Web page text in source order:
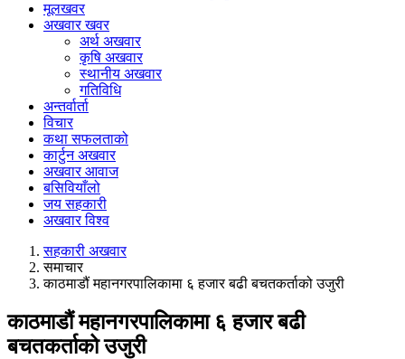
मूलखवर
अखवार खवर
अर्थ अखवार
कृषि अखवार
स्थानीय अखवार
गतिविधि
अन्तर्वार्ता
विचार
कथा सफलताको
कार्टुन अखवार
अखवार आवाज
बसिवियाँलो
जय सहकारी
अखवार विश्व
सहकारी अखवार
समाचार
काठमाडौं महानगरपालिकामा ६ हजार बढी बचतकर्ताको उजुरी
काठमाडौं महानगरपालिकामा ६ हजार बढी
बचतकर्ताको उजुरी